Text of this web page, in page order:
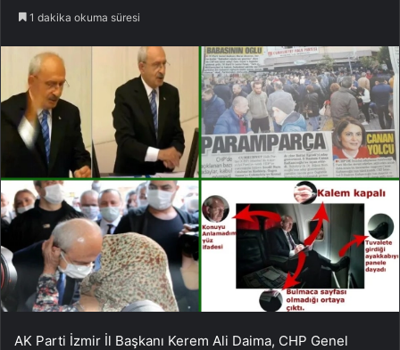
1 dakika okuma süresi
AK Parti İzmir İl Başkanı Kerem Ali Daima, CHP Genel